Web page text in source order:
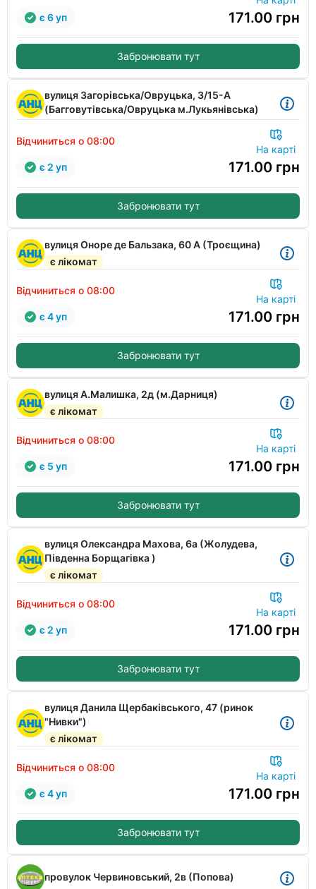
171.00 грн
є 6 уп
Забронювати тут
вулиця Загорівська/Овруцька, 3/15-А
(Багговутівська/Овруцька м.Лукьянівська)
Відчиниться о 08:00
На карті
171.00 грн
є 2 уп
Забронювати тут
вулиця Оноре де Бальзака, 60 А (Троєщина)
є лікомат
Відчиниться о 08:00
На карті
171.00 грн
є 4 уп
Забронювати тут
вулиця А.Малишка, 2д (м.Дарниця)
є лікомат
Відчиниться о 08:00
На карті
171.00 грн
є 5 уп
Забронювати тут
вулиця Олександра Махова, 6а (Жолудева,
Південна Борщагівка )
є лікомат
Відчиниться о 08:00
На карті
171.00 грн
є 2 уп
Забронювати тут
вулиця Данила Щербаківського, 47 (ринок
"Нивки")
є лікомат
Відчиниться о 08:00
На карті
171.00 грн
є 4 уп
Забронювати тут
провулок Червиновський, 2в (Попова)